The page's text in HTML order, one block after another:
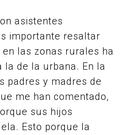
asistentes
importante resaltar
las zonas rurales ha
la de la urbana. En la
padres y madres de
me han comentado,
sus hijos
Esto porque la